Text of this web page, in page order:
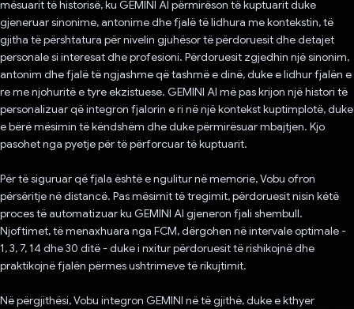
mësuarit të historisë, ku GEMINI AI përmirëson të kuptuarit duke
gjeneruar sinonime, antonime dhe fjalë të lidhura me kontekstin, të
gjitha të përshtatura për nivelin gjuhësor të përdoruesit dhe detajet
personale si interesat dhe profesioni. Përdoruesit zgjedhin një sinonim,
antonim dhe fjalë të ngjashme që tashmë e dinë, duke e lidhur fjalën e
re me njohuritë e tyre ekzistuese. GEMINI AI më pas krijon një histori të
personalizuar që integron fjalorin e ri në një kontekst kuptimplotë, duke
e bërë mësimin të këndshëm dhe duke përmirësuar mbajtjen. Kjo
pasohet nga pyetje për të përforcuar të kuptuarit.
Për të siguruar që fjala është e ngulitur në memorie, Vobu ofron
përsëritje në distancë. Pas mësimit të tregimit, përdoruesit nisin këtë
proces të automatizuar ku GEMINI AI gjeneron fjali shembull.
Njoftimet, të menaxhuara nga FCM, dërgohen në intervale optimale -
1, 3, 7, 14 dhe 30 ditë - duke i nxitur përdoruesit të rishikojnë dhe
praktikojnë fjalën përmes ushtrimeve të rikujtimit.
Në përgjithësi, Vobu integron GEMINI në të gjithë, duke e kthyer